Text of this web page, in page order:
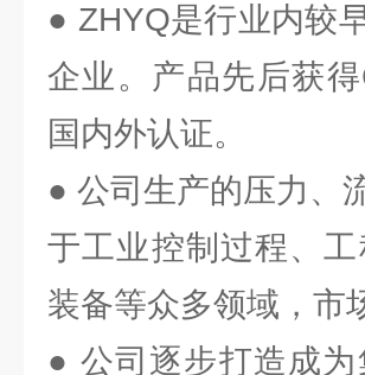
● ZHYQ是行业内较
企业。产品先后获
国内外认证。
● 公司生产的压力、
于工业控制过程、
装备等众多领域，市
● 公司逐步打造成